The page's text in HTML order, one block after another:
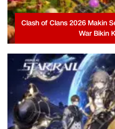
Clash of Clans 2026 Makin
War Bikin